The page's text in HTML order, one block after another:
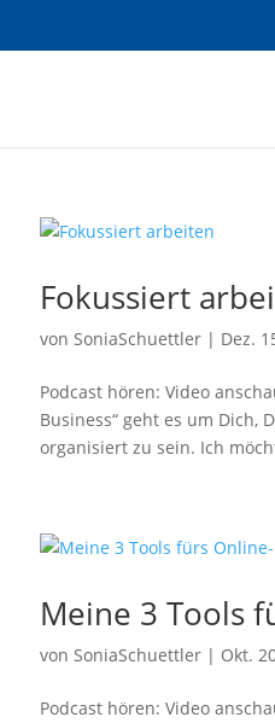
Fokussiert
vonSoniaSchuettler | Dez.
Podcast hören: Video
Business“ geht es um Dich,
organisiert zu sein. Ich
Meine 3 Tools
vonSoniaSchuettler | Okt.
Podcast hören: Video